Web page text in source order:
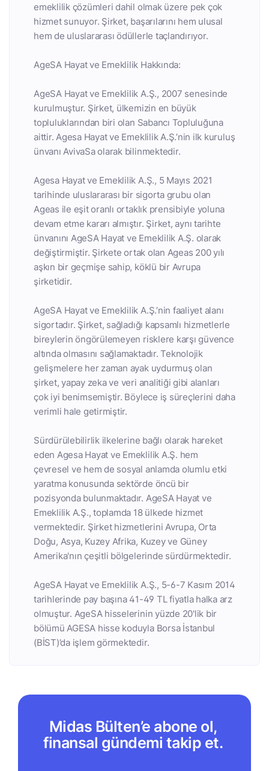
emeklilik çözümleri dahil olmak üzere pek çok
hizmet sunuyor. Şirket, başarılarını hem ulusal
hem de uluslararası ödüllerle taçlandırıyor.
AgeSA Hayat ve Emeklilik Hakkında:
AgeSA Hayat ve Emeklilik A.Ş., 2007 senesinde
kurulmuştur. Şirket, ülkemizin en büyük
topluluklarından biri olan Sabancı Topluluğuna
aittir. Agesa Hayat ve Emeklilik A.Ş.’nin ilk kuruluş
ünvanı AvivaSa olarak bilinmektedir.
Agesa Hayat ve Emeklilik A.Ş., 5 Mayıs 2021
tarihinde uluslararası bir sigorta grubu olan
Ageas ile eşit oranlı ortaklık prensibiyle yoluna
devam etme kararı almıştır. Şirket, aynı tarihte
ünvanını AgeSA Hayat ve Emeklilik A.Ş. olarak
değiştirmiştir. Şirkete ortak olan Ageas 200 yılı
aşkın bir geçmişe sahip, köklü bir Avrupa
şirketidir.
AgeSA Hayat ve Emeklilik A.Ş.’nin faaliyet alanı
sigortadır. Şirket, sağladığı kapsamlı hizmetlerle
bireylerin öngörülemeyen risklere karşı güvence
altında olmasını sağlamaktadır. Teknolojik
gelişmelere her zaman ayak uydurmuş olan
şirket, yapay zeka ve veri analitiği gibi alanları
çok iyi benimsemiştir. Böylece iş süreçlerini daha
verimli hale getirmiştir.
Sürdürülebilirlik ilkelerine bağlı olarak hareket
eden Agesa Hayat ve Emeklilik A.Ş. hem
çevresel ve hem de sosyal anlamda olumlu etki
yaratma konusunda sektörde öncü bir
pozisyonda bulunmaktadır. AgeSA Hayat ve
Emeklilik A.Ş., toplamda 18 ülkede hizmet
vermektedir. Şirket hizmetlerini Avrupa, Orta
Doğu, Asya, Kuzey Afrika, Kuzey ve Güney
Amerika'nın çeşitli bölgelerinde sürdürmektedir.
AgeSA Hayat ve Emeklilik A.Ş., 5-6-7 Kasım 2014
tarihlerinde pay başına 41-49 TL fiyatla halka arz
olmuştur. AgeSA hisselerinin yüzde 20'lik bir
bölümü AGESA hisse koduyla Borsa İstanbul
(BİST)’da işlem görmektedir.
Midas Bülten’e abone ol,
finansal gündemi takip et.